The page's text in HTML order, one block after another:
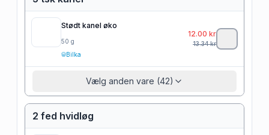
Stødt kanel øko
50 g
Bilka
12.00 kr
13.34kr
Vælg anden vare (42)
2 fed hvidløg